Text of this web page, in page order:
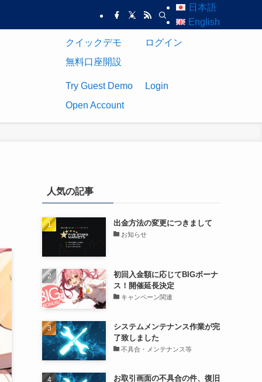
日本語
English
クイックデモ
ログイン
無料口座開設
Try Guest Demo
Login
Open Account
人気の記事
出金方法の変更につきまして
お知らせ
初回入金額に応じてBIGボーナ
ス！開催延長決定
キャンペーン関連
システムメンテナンス作業が完
了致しました
不具合・メンテナンス等
お取引画面の不具合の件、復旧